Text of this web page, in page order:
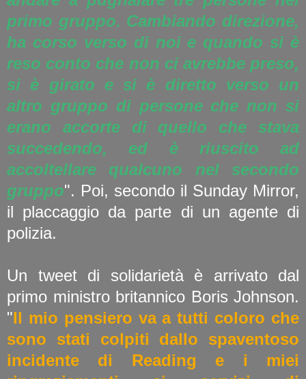
primo gruppo. Cambiando direzione,
ha corso verso di noi e quando si è
reso conto che non ci avrebbe preso,
si è girato e si è diretto verso un
altro gruppo di persone che non si
erano accorte di quello che stava
succedendo, ed è riuscito ad
accoltellare qualcuno nel secondo
gruppo". Poi, secondo il Sunday Mirror,
il placcaggio da parte di un agente di
polizia.
Un tweet di solidarietà è arrivato dal
primo ministro britannico Boris Johnson.
"Il mio pensiero va a tutti coloro che
sono stati colpiti dallo spaventoso
incidente di Reading e i miei